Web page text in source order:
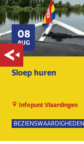
08
AUG
Sloep huren
Infopunt Vlaardingen
BEZIENSWAARDIGHEDEN